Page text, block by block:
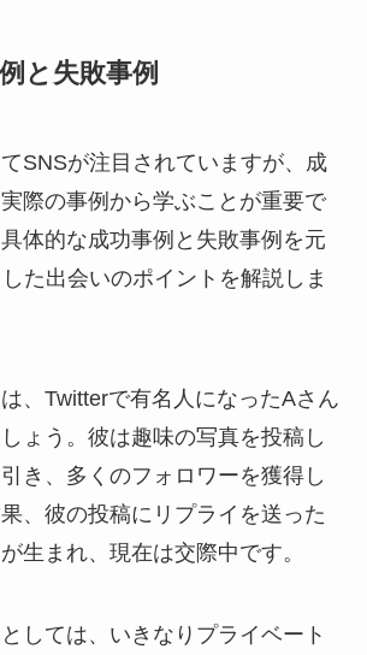
と失敗事例
SNSが注目されていますが、成
際の事例から学ぶことが重要で
体的な成功事例と失敗事例を元
た出会いのポイントを解説しま
、Twitterで有名人になったAさん
ょう。彼は趣味の写真を投稿し
き、多くのフォロワーを獲得し
、彼の投稿にリプライを送った
生まれ、現在は交際中です。
しては、いきなりプライベート